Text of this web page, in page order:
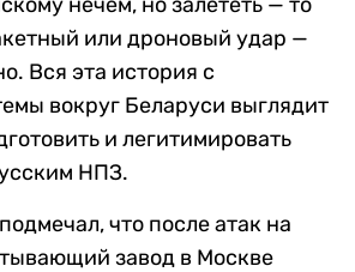
или дроновый удар —
Вся эта история с
вокруг Беларуси выглядит
и легитимировать
НПЗ.
что после атак на
завод в Москве